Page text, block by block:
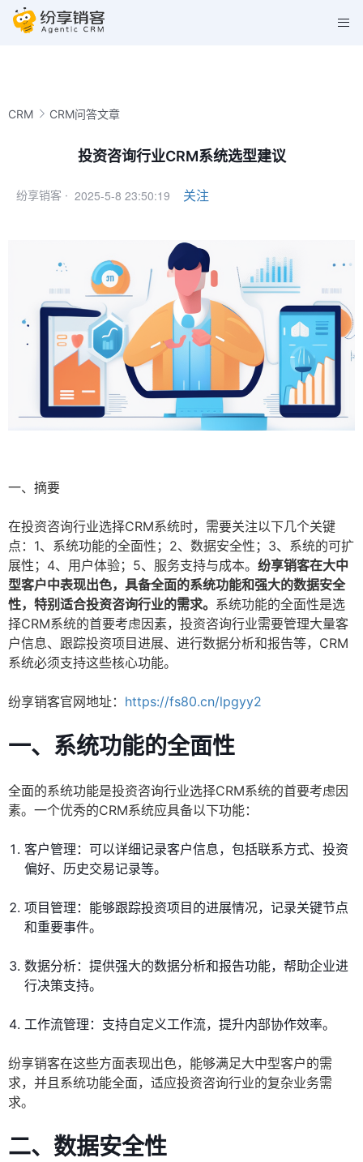
CRM CRM问答文章
投资咨询行业CRM系统选型建议
纷享销客 · 2025-5-8 23:50:19 关注
一、摘要
在投资咨询行业选择CRM系统时，需要关注以下几个关键
点：1、系统功能的全面性；2、数据安全性；3、系统的可扩
展性；4、用户体验；5、服务支持与成本。 纷享销客在大中
型客户中表现出色，具备全面的系统功能和强大的数据安全
性，特别适合投资咨询行业的需求。 系统功能的全面性是选
择CRM系统的首要考虑因素，投资咨询行业需要管理大量客
户信息、跟踪投资项目进展、进行数据分析和报告等，CRM
系统必须支持这些核心功能。
纷享销客官网地址： https://fs80.cn/lpgyy2
一、系统功能的全面性
全面的系统功能是投资咨询行业选择CRM系统的首要考虑因
素。一个优秀的CRM系统应具备以下功能：
客户管理：可以详细记录客户信息，包括联系方式、投资
偏好、历史交易记录等。
项目管理：能够跟踪投资项目的进展情况，记录关键节点
和重要事件。
数据分析：提供强大的数据分析和报告功能，帮助企业进
行决策支持。
工作流管理：支持自定义工作流，提升内部协作效率。
纷享销客在这些方面表现出色，能够满足大中型客户的需
求，并且系统功能全面，适应投资咨询行业的复杂业务需
求。
二、数据安全性